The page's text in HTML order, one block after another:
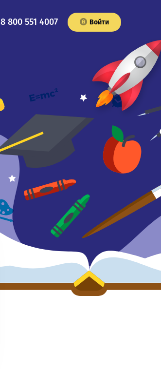
8 800 551 4007 Войти